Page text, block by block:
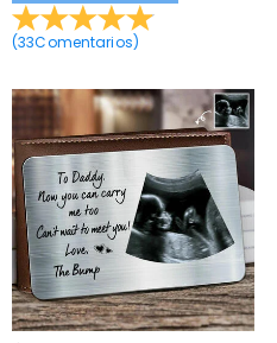
(33Comentarios)